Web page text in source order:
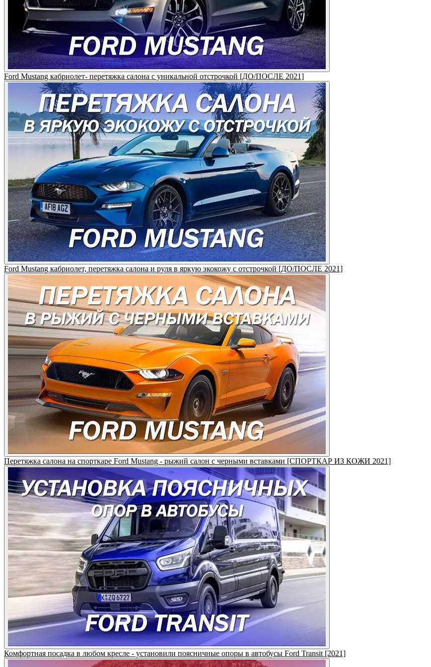
Ford Mustang кабриолет- перетяжка салона с уникальной отстрочкой [ДО/ПОСЛЕ 2021]
Ford Mustang кабриолет, перетяжка салона и руля в яркую экокожу с отстрочкой [ДО/ПОСЛЕ 2021]
Перетяжка салона на спорткаре Ford Mustang - рыжий салон с черными вставками [СПОРТКАР ИЗ КОЖИ 2021]
Комфортная посадка в любом кресле - установили поясничные опоры в автобусы Ford Transit [2021]